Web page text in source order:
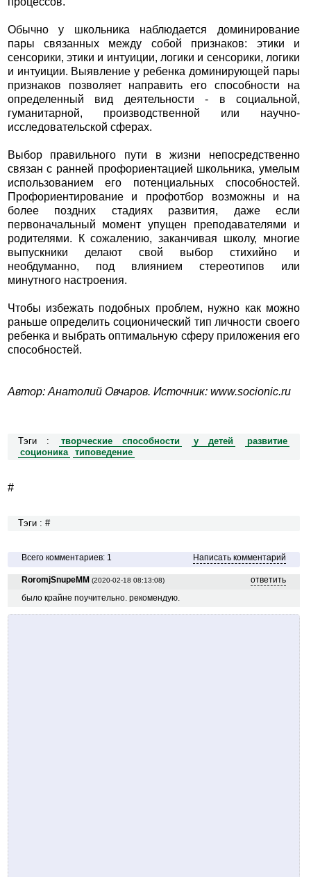
Обычно у школьника наблюдается доминирование
пары связанных между собой признаков: этики и
сенсорики, этики и интуиции, логики и сенсорики, логики
и интуиции. Выявление у ребенка доминирующей пары
признаков позволяет направить его способности на
определенный вид деятельности - в социальной,
гуманитарной, производственной или научно-
исследовательской сферах.
Выбор правильного пути в жизни непосредственно
связан с ранней профориентацией школьника, умелым
использованием его потенциальных способностей.
Профориентирование и профотбор возможны и на
более поздних стадиях развития, даже если
первоначальный момент упущен преподавателями и
родителями. К сожалению, заканчивая школу, многие
выпускники делают свой выбор стихийно и
необдуманно, под влиянием стереотипов или
минутного настроения.
Чтобы избежать подобных проблем, нужно как можно
раньше определить соционический тип личности своего
ребенка и выбрать оптимальную сферу приложения его
способностей.
Автор: Анатолий Овчаров. Источник: www.socionic.ru
Тэги : творческие способности у детей
развитие
соционика
типоведение
#
Тэги : #
Всего комментариев: 1 Написать комментарий
RoromjSnupeMM (2020-02-18 08:13:08)
ответить
было крайне поучительно. рекомендую.